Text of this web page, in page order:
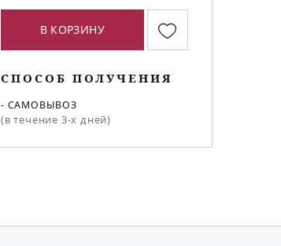
В КОРЗИНУ
СПОСОБ ПОЛУЧЕНИЯ
- САМОВЫВОЗ
(в течение 3-х дней)